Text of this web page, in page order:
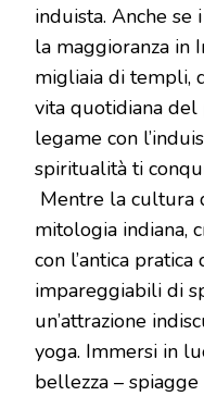
induista. Anche
la maggioranza in
migliaia di templi,
vita quotidiana
legame con
spiritualità ti
Mentre la cultura
mitologia indiana,
con l’antica
impareggiabili di
un’attrazione
yoga. Immersi in
bellezza –